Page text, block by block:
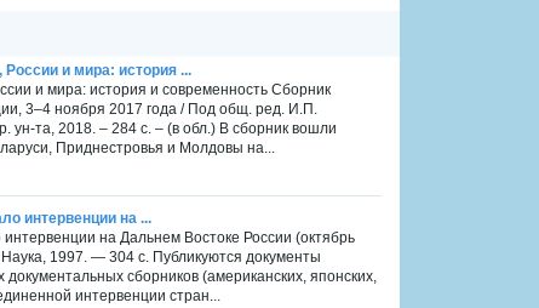
и мира: история ...
и мира: история и современность Сборник
3–4 ноября 2017 года / Под общ. ред. И.П.
та, 2018. – 284 с. – (в обл.) В сборник вошли
Приднестровья и Молдовы на...
интервенции на ...
на Дальнем Востоке России (октябрь
1997. — 304 с. Публикуются документы
сборников (американских, японских,
интервенции стран...